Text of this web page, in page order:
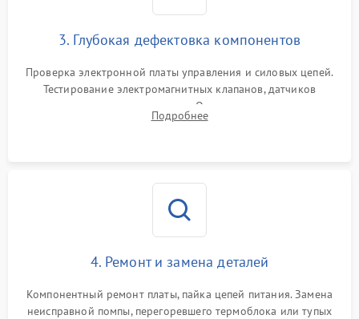
3. Глубокая дефектовка компонентов
Проверка электронной платы управления и силовых цепей.
Тестирование электромагнитных клапанов, датчиков
температуры и расходомера. Оценка степени износа
жерновов кофемолки, уплотнительных колец гидросистемы
Подробнее
4. Ремонт и замена деталей
Компонентный ремонт платы, пайка цепей питания. Замена
неисправной помпы, перегоревшего термоблока или тупых